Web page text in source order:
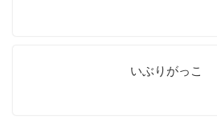
いぶりがっこ